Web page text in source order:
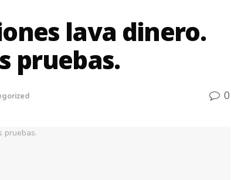
lava dinero.
pruebas.
0